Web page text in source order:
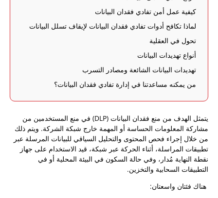
كيفية عمل أمن تفادي فقدان البيانات
لماذا تكافح أدوات تفادي فقدان البيانات لإيقاف تسلل البيانات
تحول في العقلية
أنواع تهديدات البيانات
تهديدات البيانات الشائعة ومصادر التسرب
من يمكنه مساعدتنا في إدارة تفادي فقدان البيانات؟
يتمثل الهدف من منع فقدان البيانات (DLP) في منع المستخدمين من
مشاركة المعلومات الحساسة أو المهمة خارج شبكة الشركة. ويتم ذلك
من خلال إجراء فحص المحتوى والتحليل السياقي للبيانات المرسلة عبر
تطبيقات المراسلة، أثناء الحركة عبر شبكة، قيد الاستخدام على جهاز
نقطة النهاية مُدار، وفي حالة السكون في البيئة المحلية أو في
التطبيقات السحابية والتخزين.
هناك فئتان واسعتان: